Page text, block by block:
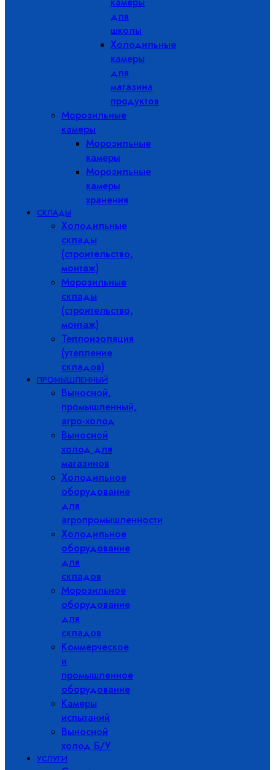
для
школы
Холодильные
камеры
для
магазина
продуктов
Морозильные
камеры
Морозильные
камеры
Морозильные
камеры
хранения
СКЛАДЫ
Холодильные
склады
(строительство,
монтаж)
Морозильные
склады
(строительство,
монтаж)
Теплоизоляция
(утепление
складов)
ПРОМЫШЛЕННЫЙ
Выносной,
промышленный,
агро-холод
Выносной
холод для
магазинов
Холодильное
оборудование
для
агропромышленности
Холодильное
оборудование
для
складов
Морозильное
оборудование
для
складов
Коммерческое
и
промышленное
оборудование
Камеры
испытаний
Выносной
холод Б/У
УСЛУГИ